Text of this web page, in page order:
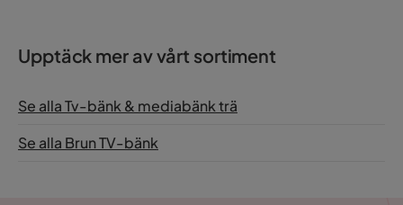
Upptäck mer av vårt sortiment
Se alla Tv-bänk & mediabänk trä
Se alla Brun TV-bänk